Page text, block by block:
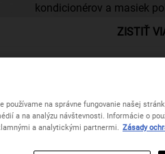
kondicionérov a masiek
ZISTIŤ
používame na správne fungovanie našej
a na analýzu návštevnosti. Informácie o
a analytickými partnermi. Zásady